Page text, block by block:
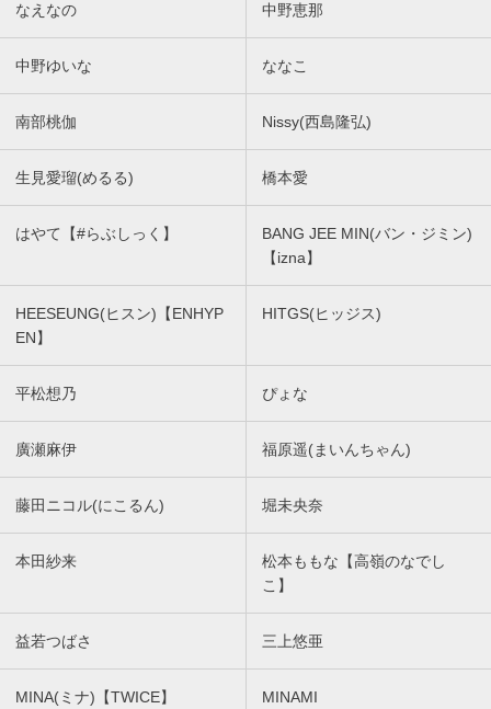
なえなの 中野恵那
中野ゆいな ななこ
南部桃伽 Nissy(西島隆弘)
生見愛瑠(めるる) 橋本愛
はやて【#らぶしっく】
BANG JEE MIN(バン・ジミン)
【izna】
HEESEUNG(ヒスン)【ENHYP
EN】
HITGS(ヒッジス)
平松想乃 ぴょな
廣瀬麻伊 福原遥(まいんちゃん)
藤田ニコル(にこるん) 堀未央奈
本田紗来
松本ももな【高嶺のなでし
こ】
益若つばさ 三上悠亜
MINA(ミナ)【TWICE】 MINAMI